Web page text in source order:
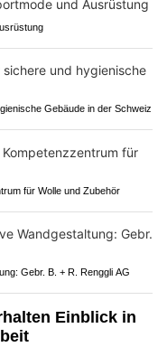
Gebäude in der Schweiz
für Wolle und Zubehör
Gebr. B. + R. Renggli AG
Einblick in